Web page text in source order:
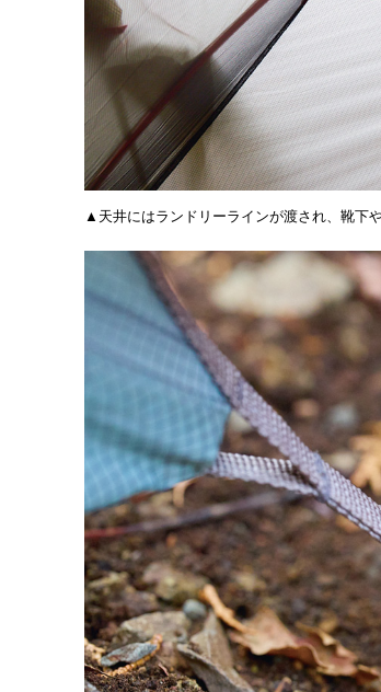
▲天井にはランドリーラインが渡され、靴下